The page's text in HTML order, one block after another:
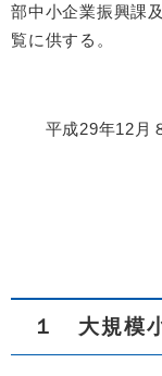
部中小企業振興課
覧に供する。
平成29年12月
１ 大規模